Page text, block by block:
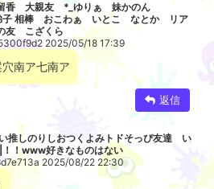
香 大親友 *_ゆりぁ 妹かのん
相棒 おこわぁ いとこ なとか リア
友 こざくら
2025/05/18 17:39
南ア七南ア
返信
推しのりしおつくよみトドそっぴ友達 い
！www好きなものはない
2025/08/22 22:30